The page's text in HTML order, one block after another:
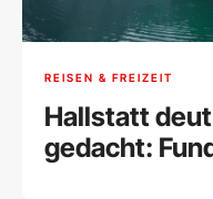
REISEN & FREIZEIT
Hallstatt
gedacht: